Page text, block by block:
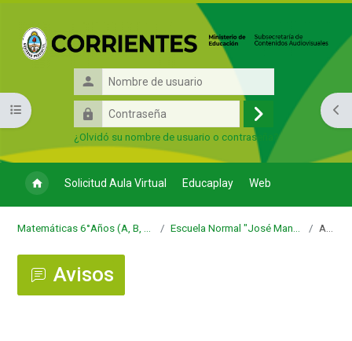
Nombre
de
usuario
Contraseña
Acceder
¿Olvidó su nombre de usuario o contraseña?
Solicitud Aula Virtual Educaplay Web
Abrir índice del curso
Avisos